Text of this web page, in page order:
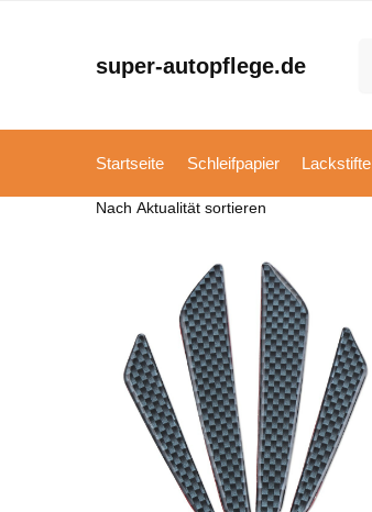
super-autopflege.de
Startseite Schleifpapier Lackstifte